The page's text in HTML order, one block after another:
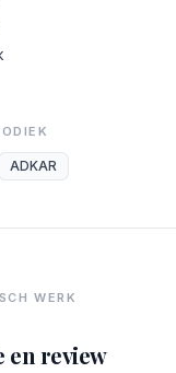
ADKAR
WERK
en review